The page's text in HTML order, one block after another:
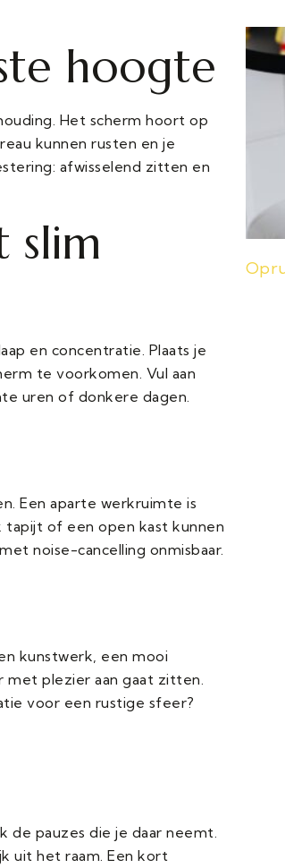
hoogte
Het scherm hoort op
kunnen rusten en je
afwisselend zitten en
slim
en concentratie. Plaats je
te voorkomen. Vul aan
uren of donkere dagen.
Een aparte werkruimte is
tapijt of een open kast kunnen
noise-cancelling onmisbaar.
kunstwerk, een mooi
plezier aan gaat zitten.
voor een rustige sfeer?
de pauzes die je daar neemt.
uit het raam. Een kort